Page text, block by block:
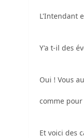
L'Intendant
Y'a t-il des
Oui ! Vous
comme
Et voici des